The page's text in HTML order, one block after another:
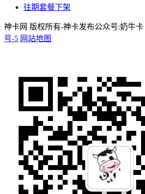
往期套餐下架
神卡网 版权所有-神卡发布公众号:奶牛卡
号-5 网站地图